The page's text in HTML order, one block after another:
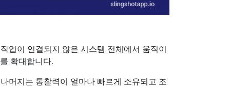
업이 연결되지 않은 시스템 전체에서 움직이
확대합니다.
머지는 통찰력이 얼마나 빠르게 소유되고 조